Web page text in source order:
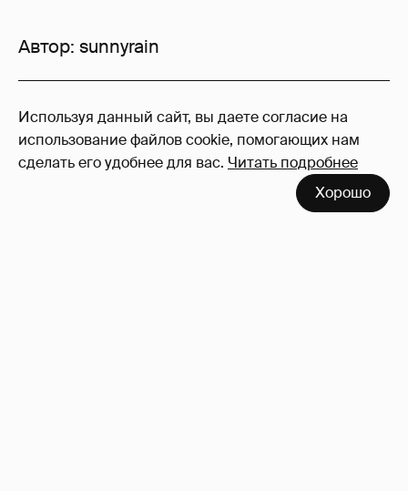
Используя данный сайт, вы даете согласие на
использование файлов cookie, помогающих нам
сделать его удобнее для вас. Читать подробнее
Хорошо
Автор: sunnyrain
17
Войдите в аккаунт, чтобы читать и
оставлять комментарии